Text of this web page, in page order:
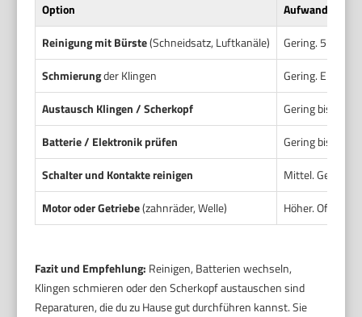
Option
Aufwand
Reinigung mit Bürste(Schneidsatz, Luftkanäle)
Gering. 5 bis
Schmierungder Klingen
Gering. Ein
Austausch Klingen / Scherkopf
Gering bis
Batterie / Elektronik prüfen
Gering bis
Schalter und Kontakte reinigen
Mittel. Gerät
Motor oder Getriebe(zahnräder, Welle) Höher. Oft
Fazit und Empfehlung: Reinigen, Batterien wechseln,
Klingen schmieren oder den Scherkopf austauschen sind
Reparaturen, die du zu Hause gut durchführen kannst. Sie